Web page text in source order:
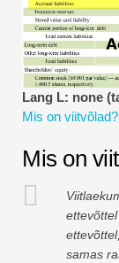
Parimad
Finants
Täisvorm
Lang L: none
Mis on viitvõlad?
Mis on
samas